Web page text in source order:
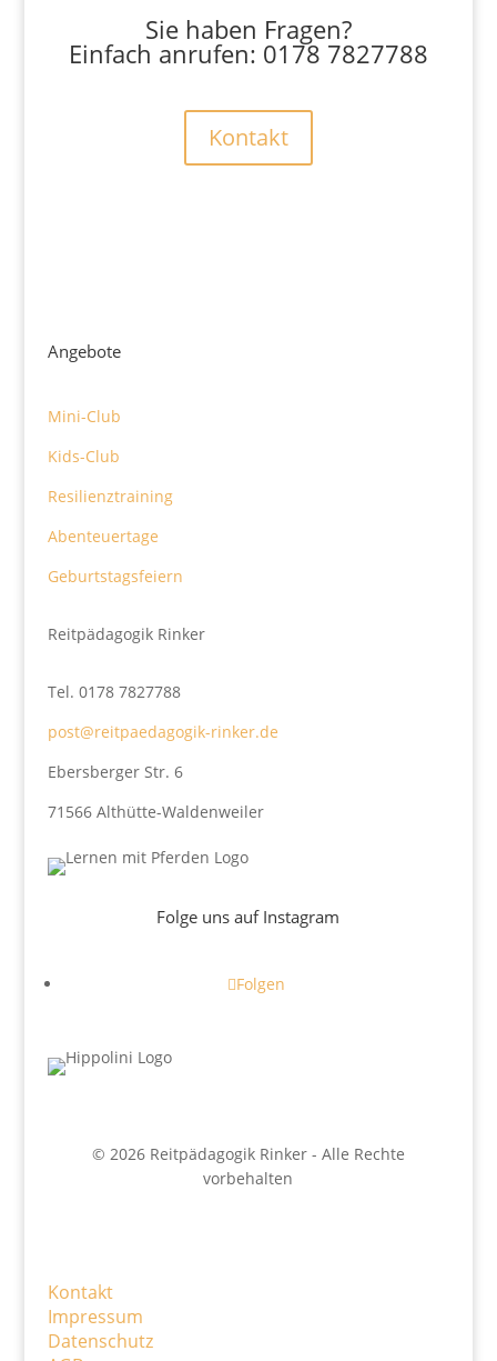
Sie haben Fragen?
Einfach anrufen: 0178 7827788
Kontakt
Angebote
Mini-Club
Kids-Club
Resilienztraining
Abenteuertage
Geburtstagsfeiern
Reitpädagogik Rinker
Tel. 0178 7827788
post@reitpaedagogik-rinker.de
Ebersberger Str. 6
71566 Althütte-Waldenweiler
Folge uns auf Instagram
Folgen
© 2026 Reitpädagogik Rinker - Alle Rechte
vorbehalten
Kontakt
Impressum
Datenschutz